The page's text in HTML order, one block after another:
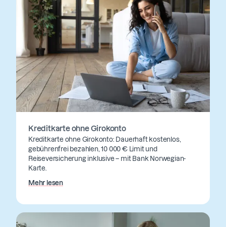
Kreditkarte ohne Girokonto
Kreditkarte ohne Girokonto: Dauerhaft kostenlos,
gebührenfrei bezahlen, 10 000 € Limit und
Reiseversicherung inklusive – mit Bank Norwegian-
Karte.
Mehr lesen